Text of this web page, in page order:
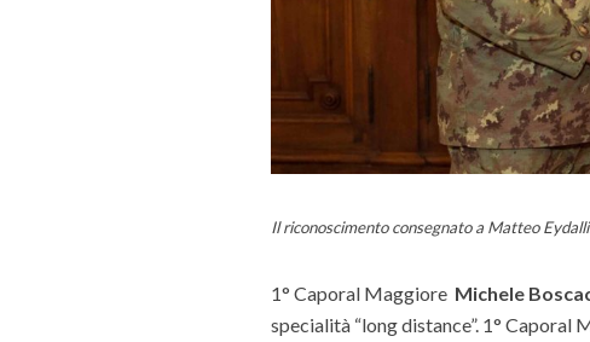
Il riconoscimento consegnato a Matteo
1° Caporal Maggiore Michele
specialità “long distance”. 1° Caporal